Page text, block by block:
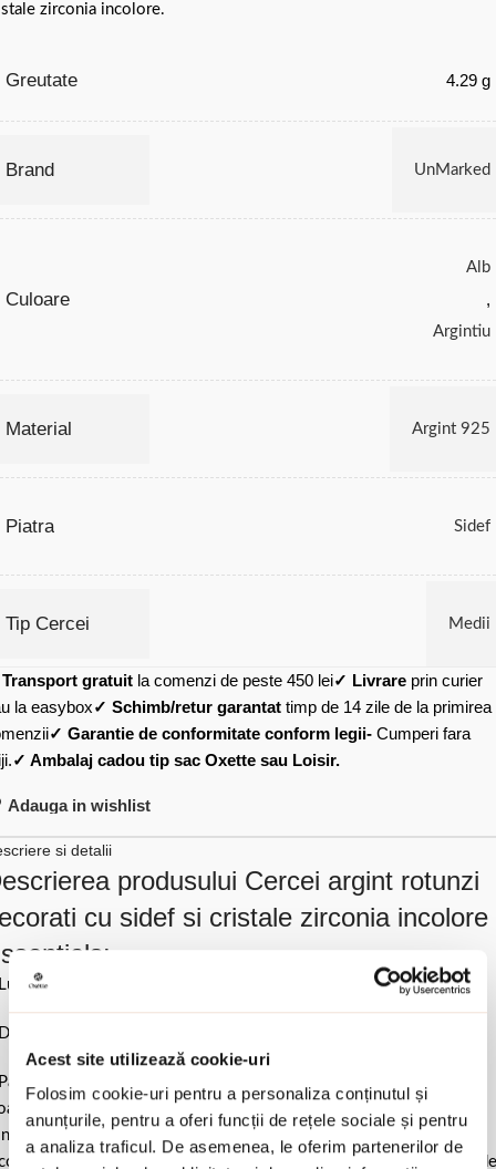
Acest site utilizează cookie-uri
Folosim cookie-uri pentru a personaliza conținutul și
anunțurile, pentru a oferi funcții de rețele sociale și pentru
a analiza traficul. De asemenea, le oferim partenerilor de
zirconia incolore.
Greutate 4.29 g
Brand UnMarked
Culoare
Alb
,
Argintiu
Material Argint 925
Piatra Sidef
Tip Cercei Medii
Transport gratuit la comenzi de peste 450 lei✓ Livrare prin curier
la easybox✓ Schimb/retur garantat timp de 14 zile de la primirea
✓ Garantie de conformitate conform legii- Cumperi fara
✓ Ambalaj cadou tip sac Oxette sau Loisir.
Adauga in wishlist
si detalii
produsului Cercei argint rotunzi
cu sidef si cristale zirconia incolore
3.1 cm.
creola 1.1 cm & dimensiune element 1.7 cm.
bijuteria in ambalajul original sau intr-un saculet de catifea
pentru a evita frecarea sau lovirea de alte materiale. Evitati
cu apa si produsele cosmetice. Dupa fiecare purtare este
sa o lustruiti cu o laveta curata pentru a evita depunerea de